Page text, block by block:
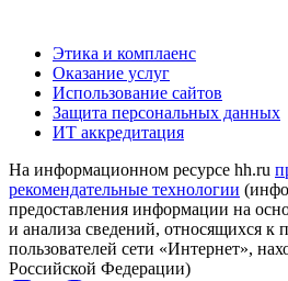
Этика и комплаенс
Оказание услуг
Использование сайтов
Защита персональных данных
ИТ аккредитация
На информационном ресурсе hh.ru
рекомендательные технологии
предоставления информации на
и анализа сведений, относящихся к
пользователей сети «Интернет»,
Российской Федерации)